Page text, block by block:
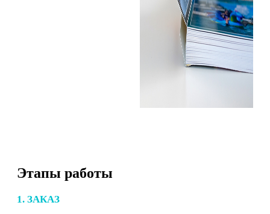
Этапы работы
1. ЗАКАЗ